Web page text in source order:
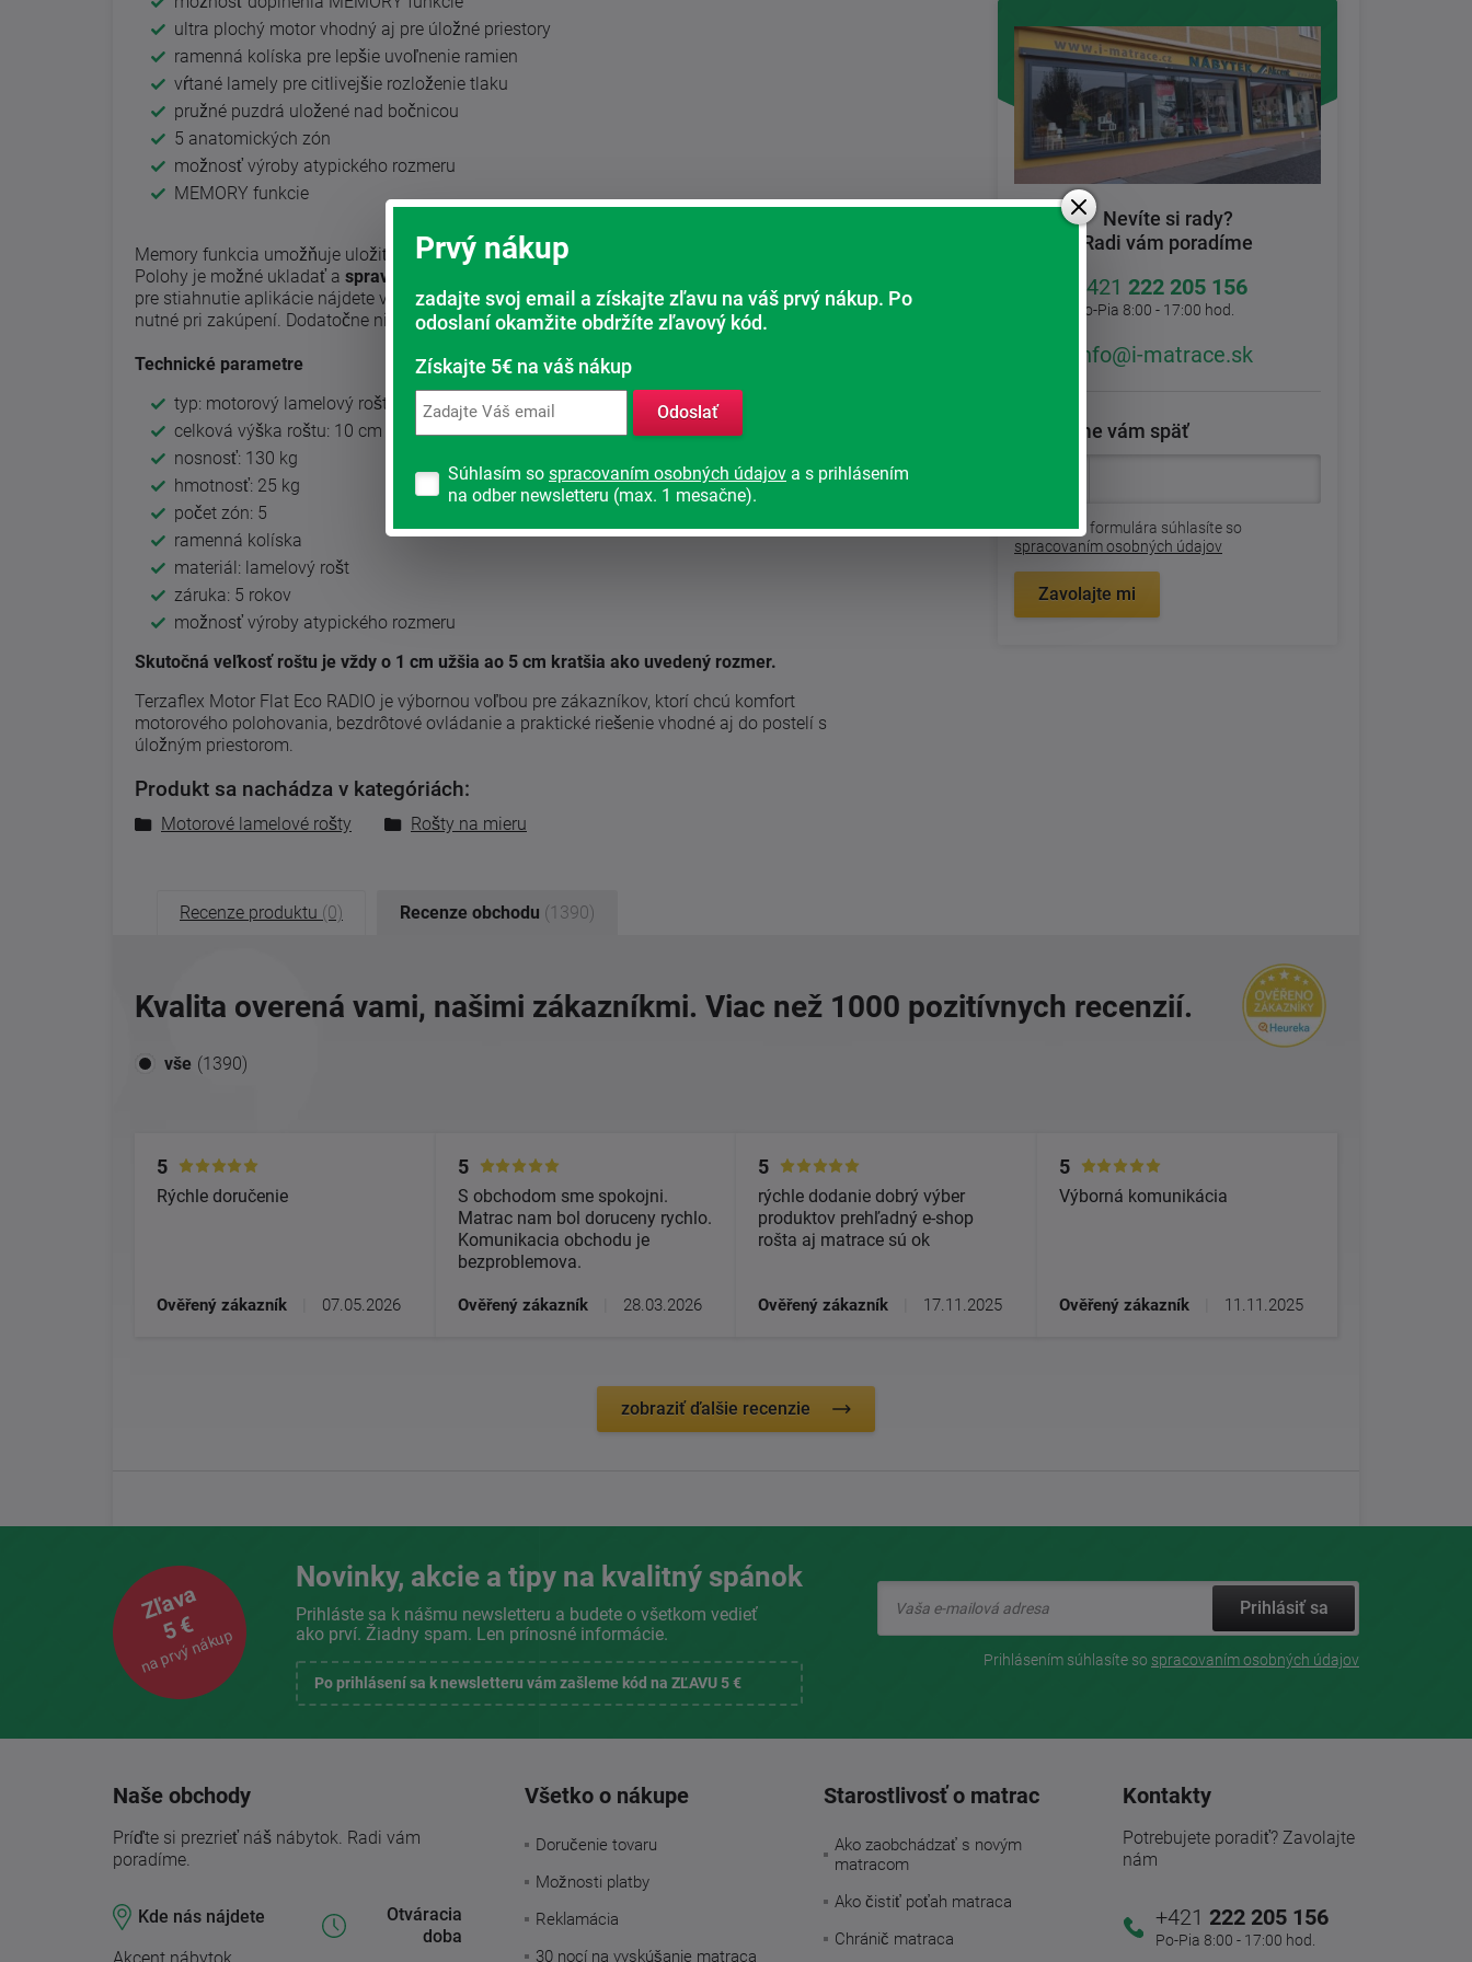
ultra plochý motor vhodný aj pre úložné priestory
ramenná kolíska pre lepšie uvoľnenie ramien
vŕtané lamely pre citlivejšie rozloženie tlaku
pružné puzdrá uložené nad bočnicou
5 anatomických zón
možnosť výroby atypického rozmeru
MEMORY funkcie
Memory funkcia umožňuje uložiť až 6 obľúbených polôh a kedykoľvek ich znovu vyvolať.
Polohy je možné ukladať a spravovať v mobilnej aplikácii OCTO SMART CONTROL
pre stiahnutie aplikácie nájdete v návode priloženom k ovládaču. Voliť toto vykonanie je
nutné pri zakúpení. Dodatočne nie je možné túro funkciu ponúknuť.
Technické parametre
typ: motorový lamelový rošt
celková výška roštu: 10 cm
nosnosť: 130 kg
hmotnosť: 25 kg
počet zón: 5
ramenná kolíska
materiál: lamelový rošt
záruka: 5 rokov
možnosť výroby atypického rozmeru
Skutočná veľkosť roštu je vždy o 1 cm užšia ao 5 cm kratšia ako uvedený rozmer.
Terzaflex Motor Flat Eco RADIO je výbornou voľbou pre zákazníkov, ktorí chcú komfort
motorového polohovania, bezdrôtové ovládanie a praktické riešenie vhodné aj do postelí s
úložným priestorom.
Produkt sa nachádza v kategóriách:
Motorové lamelové rošty Rošty na mieru
Nevíte si rady?
Radi vám poradíme
+421 222 205 156
Po-Pia 8:00 - 17:00 hod.
info@i-matrace.sk
Zavoláme vám späť
Odoslaním formulára súhlasíte so
spracovaním osobných údajov
Zavolajte mi
Recenze produktu (0) Recenze obchodu (1390)
Kvalita overená vami, našimi zákazníkmi. Viac než 1000 pozitívnych recenzií.
vše (1390)
5
Rýchle doručenie
Ověřený zákazník 07.05.2026
5
S obchodom sme spokojni.
Matrac nam bol doruceny rychlo.
Komunikacia obchodu je
bezproblemova.
Ověřený zákazník 28.03.2026
5
rýchle dodanie dobrý výber
produktov prehľadný e-shop
rošta aj matrace sú ok
Ověřený zákazník 17.11.2025
5
Výborná komunikácia
Ověřený zákazník 11.11.2025
zobraziť ďalšie recenzie
Zľava
5 €
na prvý nákup
Novinky, akcie a tipy na kvalitný spánok
Prihláste sa k nášmu newsletteru a budete o všetkom vedieť
ako prví. Žiadny spam. Len prínosné informácie.
Po prihlásení sa k newsletteru vám zašleme kód na ZĽAVU 5 €
Prihlásiť sa
Prihlásením súhlasíte so spracovaním osobných údajov
Naše obchody
Príďte si prezrieť náš nábytok. Radi vám
poradíme.
Kde nás nájdete
Otváracia
doba
Všetko o nákupe
Doručenie tovaru
Možnosti platby
Reklamácia
30 nocí na vyskúšanie matraca
Starostlivosť o matrac
Ako zaobchádzať s novým
matracom
Ako čistiť poťah matraca
Chránič matraca
Kontakty
Potrebujete poradiť? Zavolajte
nám
+421 222 205 156
Po-Pia 8:00 - 17:00 hod.
Prvý nákup
zadajte svoj email a získajte zľavu na váš prvý nákup. Po
odoslaní okamžite obdržíte zľavový kód.
Získajte 5€ na váš nákup
Odoslať
Súhlasím so spracovaním osobných údajov a s prihlásením
na odber newsletteru (max. 1 mesačne).